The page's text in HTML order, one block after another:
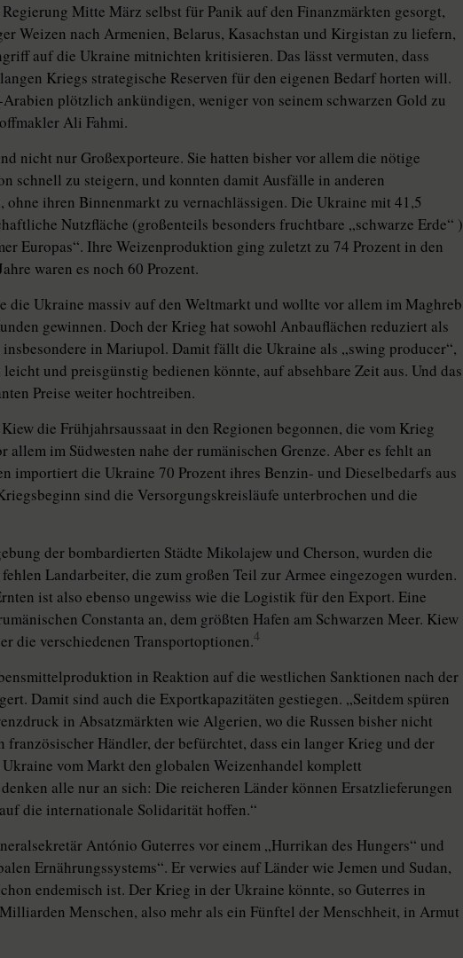
Mitte März selbst für Panik auf den Finanzmärkten gesorgt,
Weizen nach Armenien, Belarus, Kasachstan und Kirgistan zu liefern,
auf die Ukraine mitnichten kritisieren. Das lässt vermuten, dass
Kriegs strategische Reserven für den eigenen Bedarf horten will.
Arabien plötzlich ankündigen, weniger von seinem schwarzen Gold zu
Ali Fahmi.
nicht nur Großexporteure. Sie hatten bisher vor allem die nötige
schnell zu steigern, und konnten damit Ausfälle in anderen
ohne ihren Binnenmarkt zu vernachlässigen. Die Ukraine mit 41,5
Nutzfläche (großenteils besonders fruchtbare „schwarze Erde“ )
Europas“. Ihre Weizenproduktion ging zuletzt zu 74 Prozent in den
waren es noch 60 Prozent.
die Ukraine massiv auf den Weltmarkt und wollte vor allem im Maghreb
gewinnen. Doch der Krieg hat sowohl Anbauflächen reduziert als
insbesondere in Mariupol. Damit fällt die Ukraine als „swing producer“,
und preisgünstig bedienen könnte, auf absehbare Zeit aus. Und das
Preise weiter hochtreiben.
die Frühjahrsaussaat in den Regionen begonnen, die vom Krieg
im Südwesten nahe der rumänischen Grenze. Aber es fehlt an
importiert die Ukraine 70 Prozent ihres Benzin- und Dieselbedarfs aus
sind die Versorgungskreisläufe unterbrochen und die
der bombardierten Städte Mikolajew und Cherson, wurden die
Landarbeiter, die zum großen Teil zur Armee eingezogen wurden.
ist also ebenso ungewiss wie die Logistik für den Export. Eine
Constanta an, dem größten Hafen am Schwarzen Meer. Kiew
die verschiedenen Transportoptionen.4
in Reaktion auf die westlichen Sanktionen nach der
Damit sind auch die Exportkapazitäten gestiegen. „Seitdem spüren
in Absatzmärkten wie Algerien, wo die Russen bisher nicht
französischer Händler, der befürchtet, dass ein langer Krieg und der
vom Markt den globalen Weizenhandel komplett
alle nur an sich: Die reicheren Länder können Ersatzlieferungen
die internationale Solidarität hoffen.“
António Guterres vor einem „Hurrikan des Hungers“ und
Ernährungssystems“. Er verwies auf Länder wie Jemen und Sudan,
endemisch ist. Der Krieg in der Ukraine könnte, so Guterres in
Menschen, also mehr als ein Fünftel der Menschheit, in Armut